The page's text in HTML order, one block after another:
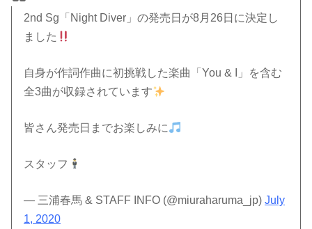
2nd Sg「Night Diver」の発売日が8月26日に決定し
ました
自身が作詞作曲に初挑戦した楽曲「You & I」を含む
全3曲が収録されています
皆さん発売日までお楽しみに
スタッフ
— 三浦春馬 & STAFF INFO (@miuraharuma_jp)July
1, 2020